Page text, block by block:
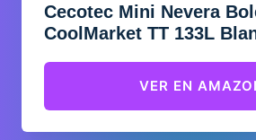
Cecotec Mini Nevera
CoolMarket TT 133L
VER EN